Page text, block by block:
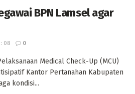
BPN Lamsel agar
08 0
Medical Check-Up (MCU)
Kantor Pertanahan Kabupaten
kondisi...